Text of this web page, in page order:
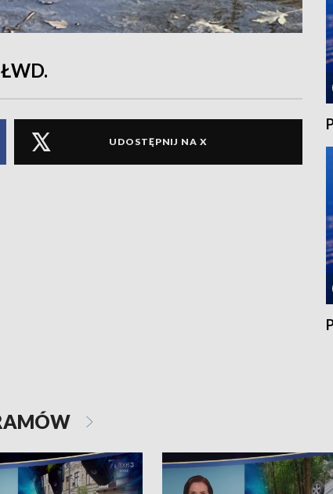
UDOSTĘPNIJ NA X